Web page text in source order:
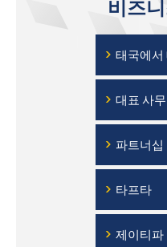
비즈
› 태국에서
› 대표 사
› 파트너십
› 타프타
› 제이티파